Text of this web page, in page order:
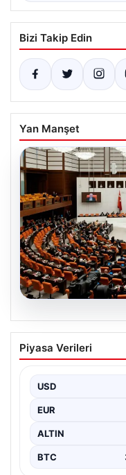
Bizi Takip Edin
Yan Manşet
07.08.2026
TBMM’de
Tartışması: İYİ
Türkiye Büyük
Piyasa Verileri
USD
EUR
ALTIN
BTC